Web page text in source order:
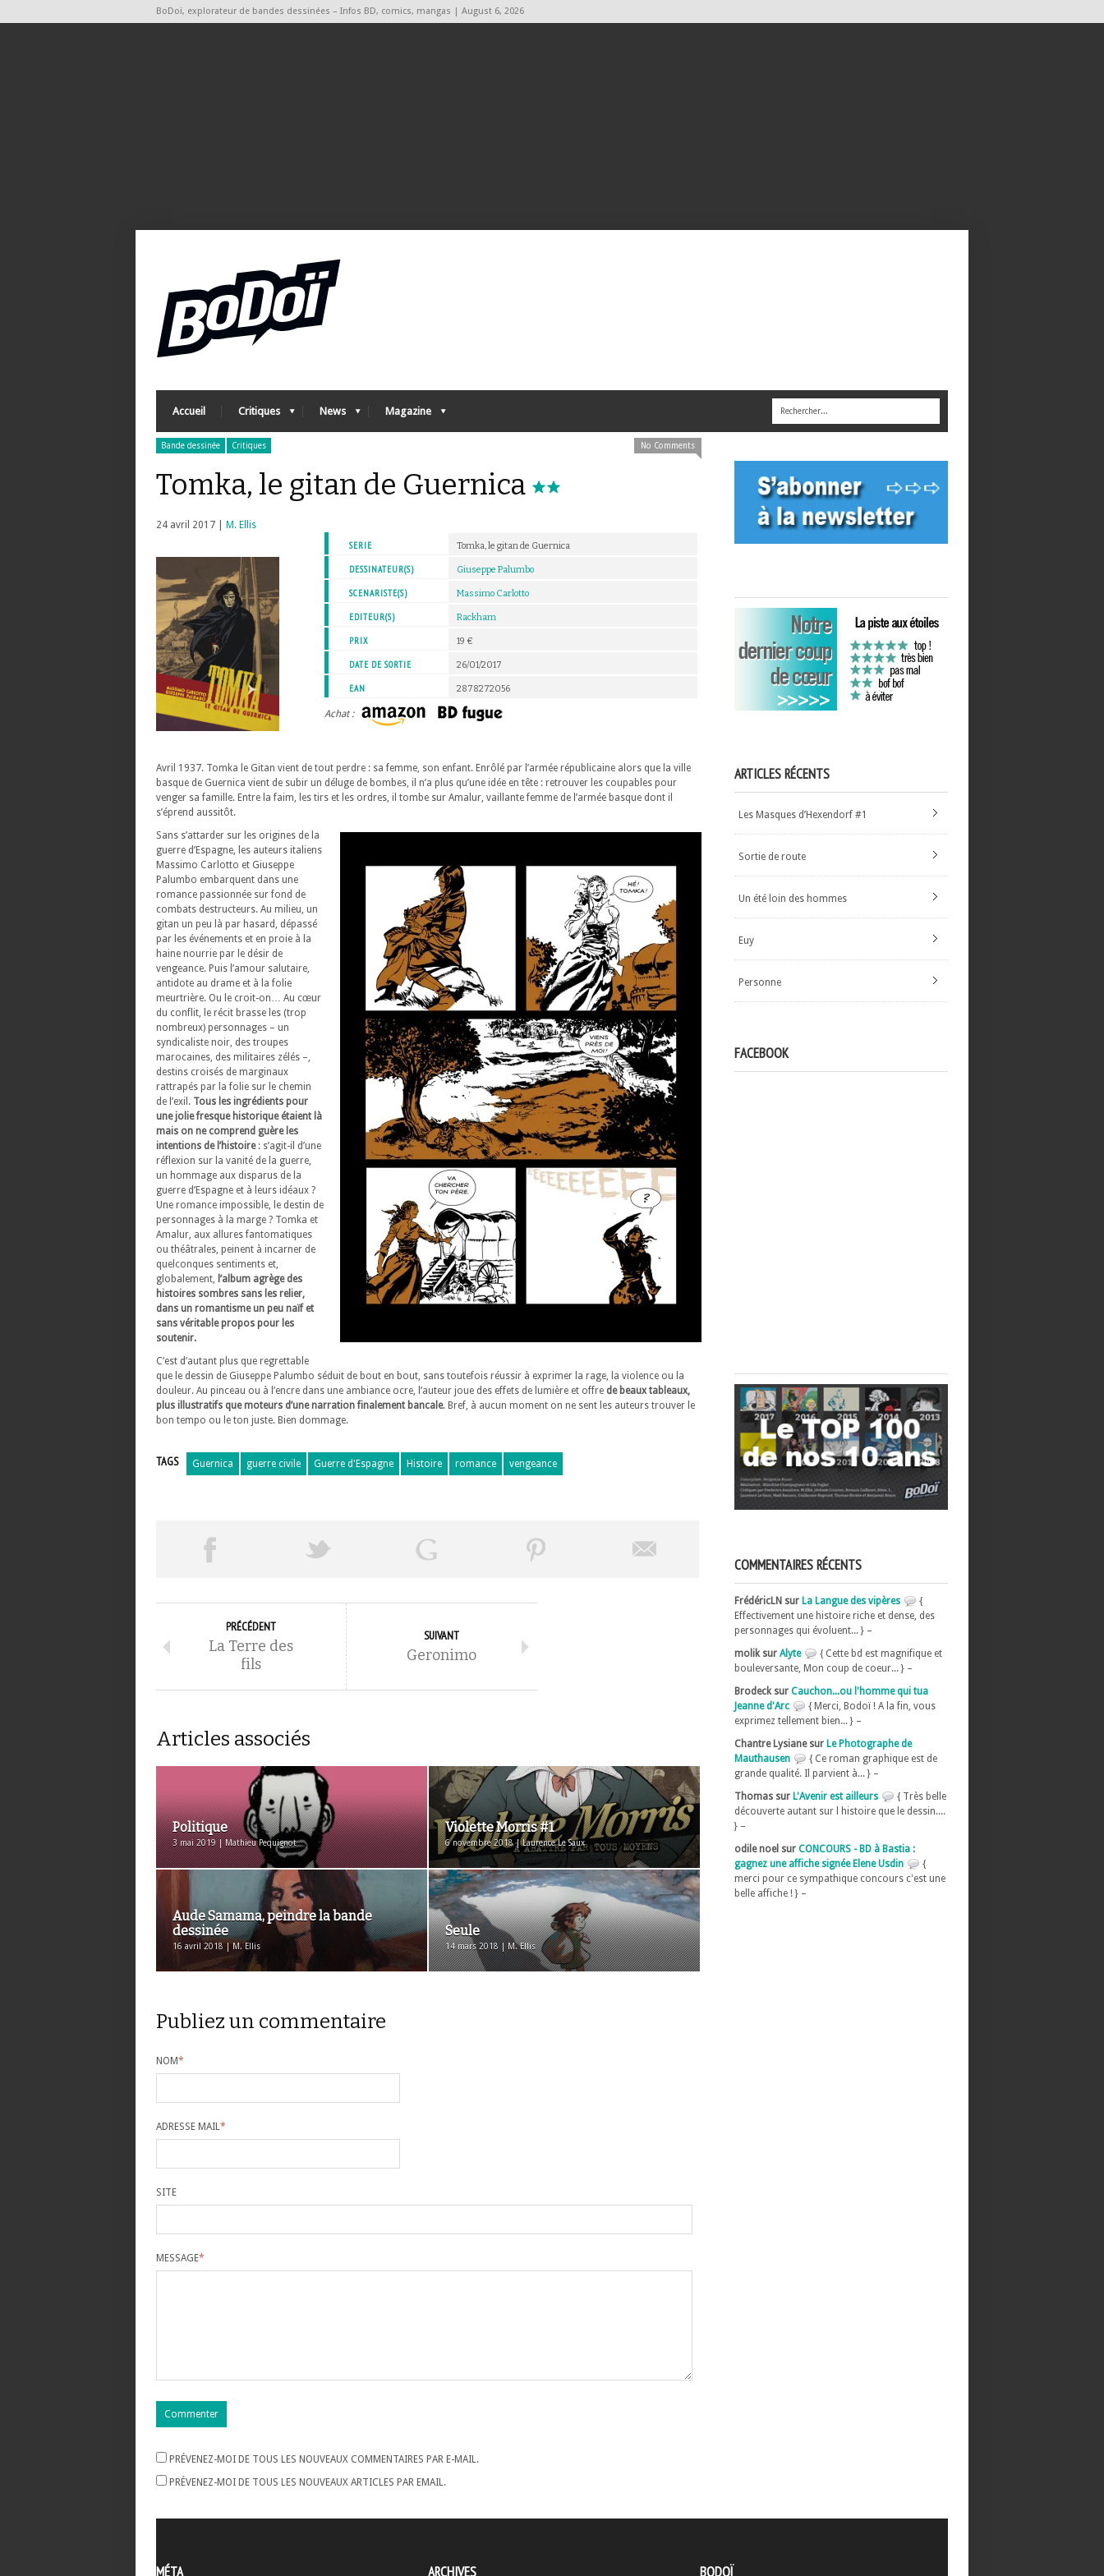
BoDoï, explorateur de bandes dessinées – Infos BD, comics, mangas | August 6, 2026
Accueil Critiques News Magazine
Bande dessinée Critiques No Comments
Tomka, le gitan de Guernica
24 avril 2017 |
M. Ellis
SERIE
Tomka, le gitan de Guernica
DESSINATEUR(S) Giuseppe Palumbo
SCENARISTE(S) Massimo Carlotto
EDITEUR(S) Rackham
PRIX 19 €
DATE DE SORTIE 26/01/2017
EAN 2878272056
Achat :
Avril 1937. Tomka le Gitan vient de tout perdre : sa femme, son enfant. Enrôlé par l’armée républicaine alors que la ville
basque de Guernica vient de subir un déluge de bombes, il n’a plus qu’une idée en tête : retrouver les coupables pour
venger sa famille. Entre la faim, les tirs et les ordres, il tombe sur Amalur, vaillante femme de l’armée basque dont il
s’éprend aussitôt.
Sans s’attarder sur les origines de la
guerre d’Espagne, les auteurs italiens
Massimo Carlotto et Giuseppe
Palumbo embarquent dans une
romance passionnée sur fond de
combats destructeurs. Au milieu, un
gitan un peu là par hasard, dépassé
par les événements et en proie à la
haine nourrie par le désir de
vengeance. Puis l’amour salutaire,
antidote au drame et à la folie
meurtrière. Ou le croit-on… Au cœur
du conflit, le récit brasse les (trop
nombreux) personnages – un
syndicaliste noir, des troupes
marocaines, des militaires zélés –,
destins croisés de marginaux
rattrapés par la folie sur le chemin
de l’exil. Tous les ingrédients pour
une jolie fresque historique étaient là
mais on ne comprend guère les
intentions de l’histoire: s’agit-il d’une
réflexion sur la vanité de la guerre,
un hommage aux disparus de la
guerre d’Espagne et à leurs idéaux ?
Une romance impossible, le destin de
personnages à la marge ? Tomka et
Amalur, aux allures fantomatiques
ou théâtrales, peinent à incarner de
quelconques sentiments et,
globalement, l’album agrège des
histoires sombres sans les relier,
dans un romantisme un peu naïf et
sans véritable propos pour les
soutenir.
C’est d’autant plus que regrettable
que le dessin de Giuseppe Palumbo séduit de bout en bout, sans toutefois réussir à exprimer la rage, la violence ou la
douleur. Au pinceau ou à l’encre dans une ambiance ocre, l’auteur joue des effets de lumière et offre de beaux tableaux,
plus illustratifs que moteurs d’une narration finalement bancale. Bref, à aucun moment on ne sent les auteurs trouver le
bon tempo ou le ton juste. Bien dommage.
TAGS Guernica guerre civile Guerre d'Espagne Histoire romance vengeance
PRÉCÉDENT
La Terre des
fils
SUIVANT
Geronimo
Articles associés
Politique
3 mai 2019 | Mathieu Pequignot
Violette Morris #1
6 novembre 2018 | Laurence Le Saux
Aude Samama, peindre la bande
dessinée
16 avril 2018 | M. Ellis
Seule
14 mars 2018 | M. Ellis
Publiez un commentaire
NOM*
ADRESSE MAIL*
SITE
MESSAGE*
PRÉVENEZ-MOI DE TOUS LES NOUVEAUX COMMENTAIRES PAR E-MAIL.
PRÉVENEZ-MOI DE TOUS LES NOUVEAUX ARTICLES PAR EMAIL.
ARTICLES RÉCENTS
Les Masques d’Hexendorf #1
Sortie de route
Un été loin des hommes
Euy
Personne
FACEBOOK
COMMENTAIRES RÉCENTS
FrédéricLN sur La Langue des vipères
{
Effectivement une histoire riche et dense, des
personnages qui évoluent... } –
molik sur Alyte
{ Cette bd est magnifique et
bouleversante, Mon coup de coeur... } –
Brodeck sur Cauchon...ou l'homme qui tua
Jeanne d'Arc
{ Merci, Bodoï ! A la fin, vous
exprimez tellement bien... } –
Chantre Lysiane sur Le Photographe de
Mauthausen
{ Ce roman graphique est de
grande qualité. Il parvient à... } –
Thomas sur L'Avenir est ailleurs
{ Très belle
découverte autant sur l histoire que le dessin....
} –
odile noel sur CONCOURS - BD à Bastia :
gagnez une affiche signée Elene Usdin
{
merci pour ce sympathique concours c'est une
belle affiche ! } –
MÉTA ARCHIVES BODOÏ